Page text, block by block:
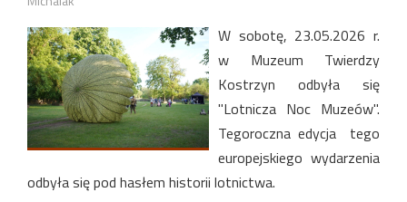
W sobotę, 23.05.2026 r.
w Muzeum Twierdzy
Kostrzyn odbyła się
"Lotnicza Noc Muzeów".
Tegoroczna edycja tego
europejskiego wydarzenia
odbyła się pod hasłem historii lotnictwa.